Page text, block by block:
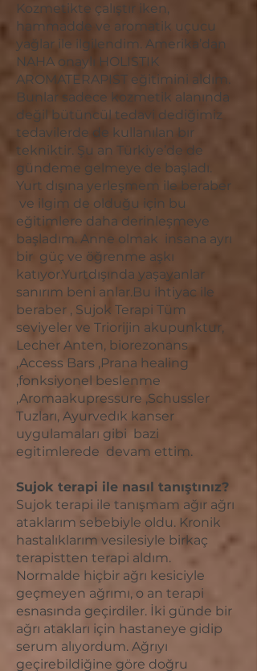
Kozmetikte çalıştır iken,
hammadde ve aromatik uçucu
yağlar ile ilgilendim. Amerika’dan
NAHA onaylı HOLISTIK
AROMATERAPIST eğitimini aldım.
Bunlar sadece kozmetik alanında
değil bütüncül tedavi dediğimiz
tedavilerde de kullanılan bır
tekniktir. Şu an Türkiye’de de
gündeme gelmeye de başladı.
Yurt dışına yerleşmem ile beraber
ve ilgim de olduğu için bu
eğitimlere daha derinleşmeye
başladım. Anne olmak insana ayrı
bir güç ve öğrenme aşkı
katıyor.Yurtdışında yaşayanlar
sanırım beni anlar.Bu ihtiyac ile
beraber , Sujok Terapi Tüm
seviyeler ve Triorijin akupunktur,
Lecher Anten, biorezonans
,Access Bars ,Prana healing
,fonksiyonel beslenme
,Aromaakupressure ,Schussler
Tuzları, Ayurvedık kanser
uygulamaları gibi bazi
egitimlerede devam ettim.
Sujok terapi ile nasıl tanıştınız?
Sujok terapi ile tanışmam ağır ağrı
ataklarım sebebiyle oldu. Kronik
hastalıklarım vesilesiyle birkaç
terapistten terapi aldım.
Normalde hiçbir ağrı kesiciyle
geçmeyen ağrımı, o an terapi
esnasında geçirdiler. İki günde bir
ağrı atakları için hastaneye gidip
serum alıyordum. Ağrıyı
geçirebildiğine göre doğru